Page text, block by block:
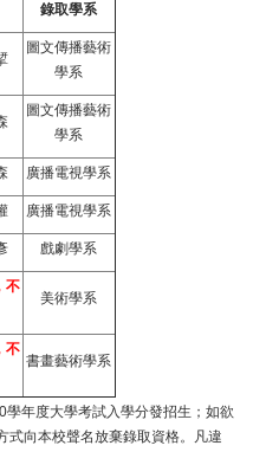
錄取學系
圖文傳播藝術
學系
圖文傳播藝術
學系
廣播電視學系
廣播電視學系
戲劇學系
不
美術學系
不
書畫藝術學系
年度大學考試入學分發招生；如欲
式向本校聲名放棄錄取資格。凡違